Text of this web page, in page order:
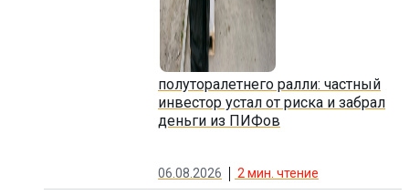
полуторалетнего ралли: частный
инвестор устал от риска и забрал
деньги из ПИФов
06.08.2026 2 мин. чтение